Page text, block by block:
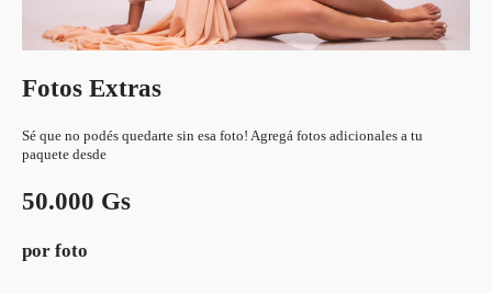
Fotos Extras
Sé que no podés quedarte sin esa foto! Agregá fotos adicionales a tu
paquete desde
50.000 Gs
por foto